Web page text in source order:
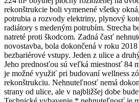
rekonštrukcie boli vymenené všetky
potrubia a rozvody elektriny, plynový
radiátory s medeným potrubím. Strecha
natreté proti škodcom. Zadná časť
novostavba, bola dokončená v roku 2018
bezbariérové vstupy. Jeden z ulice a
Jeho prednosťou sú veľká miestnosť 84
je možné využiť pri budovaní wellness
rekonštrukciu. Nehnuteľnosť nemá
strany od ulice, ale v najbližšej dobe